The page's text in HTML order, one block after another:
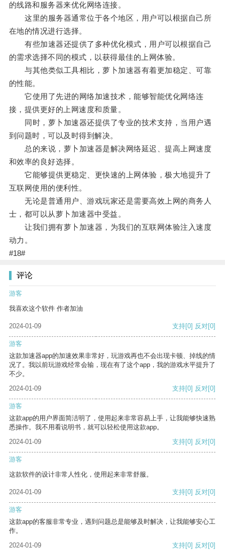
的线路和服务器来优化网络连接。
这里的服务器通常位于各个地区，用户可以根据自己所
在地的情况进行选择。
有些加速器还提供了多种优化模式，用户可以根据自己
的需求选择不同的模式，以获得最佳的上网体验。
与其他类似工具相比，萝卜加速器有着更加稳定、可靠
的性能。
它使用了先进的网络加速技术，能够智能优化网络连
接，提供更好的上网速度和质量。
同时，萝卜加速器还提供了专业的技术支持，当用户遇
到问题时，可以及时得到解决。
总的来说，萝卜加速器是解决网络延迟、提高上网速度
和效率的良好选择。
它能够提供更稳定、更快速的上网体验，极大地提升了
互联网使用的便利性。
无论是普通用户、游戏玩家还是需要高效上网的商务人
士，都可以从萝卜加速器中受益。
让我们拥有萝卜加速器，为我们的互联网体验注入速度
动力。
#18#
评论
游客
我喜欢这个软件 作者加油
2024-01-09 支持[0] 反对[0]
游客
这款加速器app的加速效果非常好，玩游戏再也不会出现卡顿、掉线的情
况了。我以前玩游戏经常会输，现在有了这个app，我的游戏水平提升了
不少。
2024-01-09
支持[0] 反对[0]
游客
这款app的用户界面简洁明了，使用起来非常容易上手，让我能够快速熟
悉操作。我不用看说明书，就可以轻松使用这款app。
2024-01-09
支持[0] 反对[0]
游客
这款软件的设计非常人性化，使用起来非常舒服。
2024-01-09 支持[0] 反对[0]
游客
这款app的客服非常专业，遇到问题总是能够及时解决，让我能够安心工
作。
2024-01-09
支持[0] 反对[0]